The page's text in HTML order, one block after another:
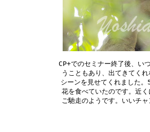
CP+でのセミナー終了後、い
うこともあり、出てきてく
シーンを見せてくれました
花を食べていたのです。近